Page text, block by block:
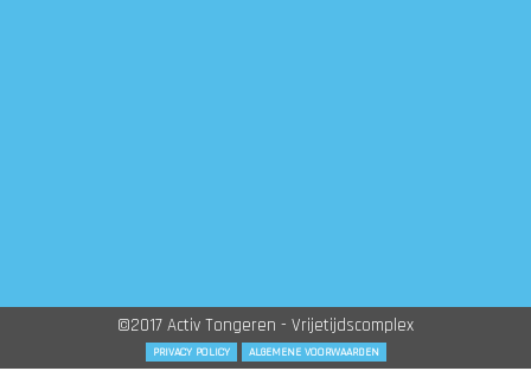
©2017 Activ Tongeren - Vrijetijdscomplex
PRIVACY POLICY ALGEMENE VOORWAARDEN